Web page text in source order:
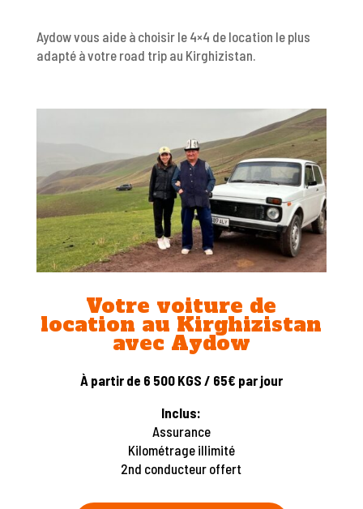
Aydow vous aide à choisir le 4×4 de location le plus
adapté à votre road trip au Kirghizistan.
Votre voiture de
location au Kirghizistan
avec Aydow
À partir de 6 500 KGS / 65€ par jour
Inclus:
Assurance
Kilométrage illimité
2nd conducteur offert